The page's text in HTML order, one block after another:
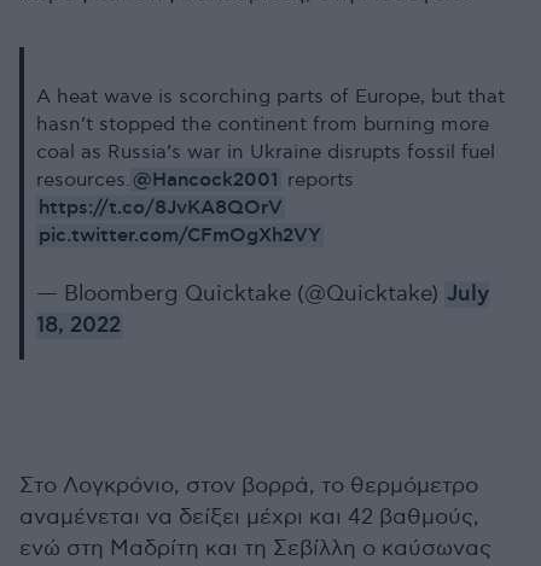
A heat wave is scorching parts of Europe, but that
hasn’t stopped the continent from burning more
coal as Russia’s war in Ukraine disrupts fossil fuel
resources. @Hancock2001 reports
https://t.co/8JvKA8QOrV
pic.twitter.com/CFmOgXh2VY
— Bloomberg Quicktake (@Quicktake) July
18, 2022
Στο Λογκρόνιο, στον βορρά, το θερμόμετρο
αναμένεται να δείξει μέχρι και 42 βαθμούς,
ενώ στη Μαδρίτη και τη Σεβίλλη ο καύσωνας